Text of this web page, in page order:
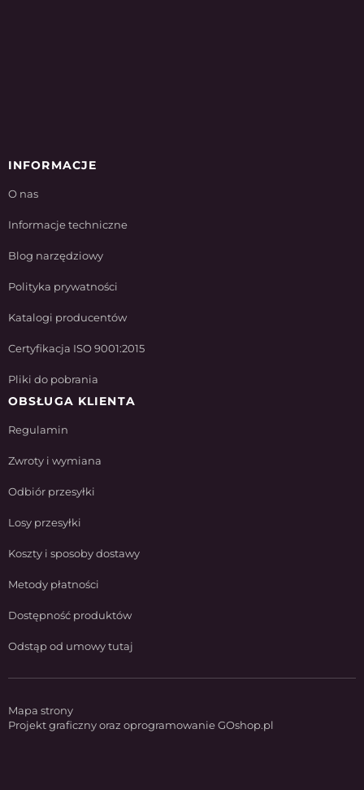
INFORMACJE
O nas
Informacje techniczne
Blog narzędziowy
Polityka prywatności
Katalogi producentów
Certyfikacja ISO 9001:2015
Pliki do pobrania
OBSŁUGA KLIENTA
Regulamin
Zwroty i wymiana
Odbiór przesyłki
Losy przesyłki
Koszty i sposoby dostawy
Metody płatności
Dostępność produktów
Odstąp od umowy tutaj
Mapa strony
Projekt graficzny oraz oprogramowanie GOshop.pl